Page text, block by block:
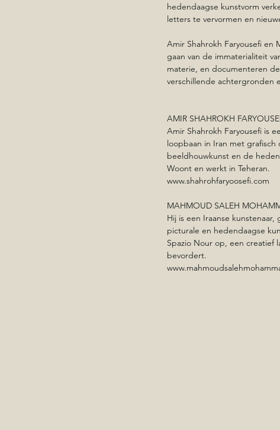
hedendaagse kunstvorm
letters te vervormen en
Amir Shahrokh Faryousefi en
gaan van de immaterialiteit
materie, en documenteren
verschillende achtergronden
AMIR SHAHROKH
Amir Shahrokh Faryousefi is
loopbaan in Iran met
beeldhouwkunst en de
Woont en werkt in Teheran.
www.shahrohfaryoosefi.com
MAHMOUD SALEH
Hij is een Iraanse
picturale en hedendaagse
Spazio Nour op, een creatief
bevordert.